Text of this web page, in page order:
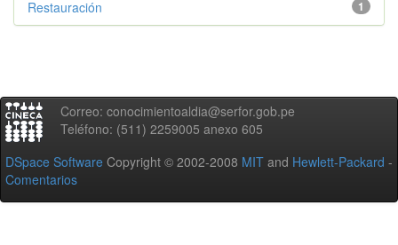
1
Restauración
Correo: conocimientoaldia@serfor.gob.pe
Teléfono: (511) 2259005 anexo 605
DSpace Software Copyright © 2002-2008 MIT and Hewlett-Packard -
Comentarios